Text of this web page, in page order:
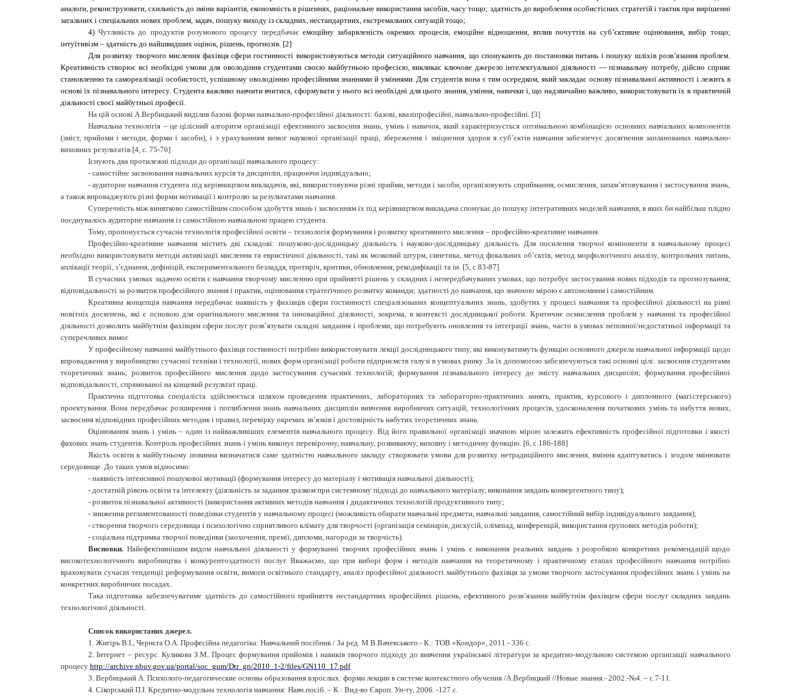
аналоги, реконструювати, схильність до зміни варіантів, економність в рішеннях, раціональне використання засобів, часу тощо; здатність до вироблення особистісних стратегій і тактик при вирішенні
загальних і спеціальних нових проблем, задач, пошуку виходу із складних, нестандартних, екстремальних ситуацій тощо;
4)Чутливість до продуктів розумового процесу передбачаєемоційну забарвленість окремих процесів, емоційне відношення, вплив почуттів на суб’єктивне оцінювання, вибір тощо;
інтуїтивізм – здатність до найшвидших оцінок, рішень, прогнозів. [2]
Для розвитку творчого мислення фахівця сфери гостинності використовуються методи ситуаційного навчання, що спонукають до постановки питань і пошуку шліхів розв’язання проблем.
Креативність створює всі необхідні умови для оволодіння студентами своєю майбутньою професією, викликає ключове джерело інтелектуальної діяльності — пізнавальну потребу, дійсно сприяє
становленню та самореалізації особистості, успішному оволодінню професійними знаннями й уміннями. Для студентів вона є тим осередком, який закладає основу пізнавальної активності і лежить в
основі їх пізнавального інтересу. Студента важливо навчити вчитися, сформувати у нього всі необхідні для цього знання, уміння, навички і, що надзвичайно важливо, використовувати їх в практичній
діяльності своєї майбутньої професії.
На цій основі А.Вербицький виділив базові форми навчально-професійної діяльності: базові, квазіпрофесійні, навчально-професійні. [3]
Навчальна технологія – це цілісний алгоритм організації ефективного засвоєння знань, умінь і навичок, який характеризується оптимальною комбінацією основних навчальних компонентів
(зміст, прийоми і методи, форми і засоби), і з урахуванням вимог наукової організації праці, збереження і зміцнення здоров я суб’єктів навчання забезпечує досягнення запланованих навчально-
виховних результатів.[4, с. 75-76]
Існують два протилежні підходи до організації навчального процесу:
- самостійне засвоювання навчальних курсів та дисциплін, працюючи індивідуально;
- аудиторне навчання студента під керівництвом викладачів, які, використовуючи різні прийми, методи і засоби, організовують сприймання, осмислення, запам’ятовування і застосування знань,
а також впроваджують різні форми мотивації і контролю за результатами навчання.
Суперечність між винятково самостійним способом здобуття знань і засвоєнням їх під керівництвом викладача спонукає до пошуку інтегративних моделей навчання, в яких би найбільш плідно
поєднувалось аудиторне навчання із самостійною навчальною працею студента.
Тому, пропонується сучасна технологія професійної освіти – технологія формування і розвитку креативного мислення – професійно-креативне навчання.
Професійно-креативне навчання містить дві складові: пошуково-дослідницьку діяльність і науково-дослідницьку діяльність. Для посилення творчої компоненти в навчальному процесі
необхідно використовувати методи активізації мислення та евристичної діяльності, такі як мозковий штурм, синетика, метод фокальних об’єктів, метод морфологічного аналізу, контрольних питань,
аплікації теорії, з’єднання, дефініцій, експериментального безладдя, протиріч, критики, обновлення, рекодифікації та ін. [5, с.83-87]
В сучасних умовах задачею освіти є навчання творчому мисленню при прийнятті рішень у складних і непередбачуваних умовах, що потребує застосування нових підходів та прогнозування;
відповідальності за розвиток професійного знання і практик, оцінювання стратегічного розвитку команди; здатності до навчання, що значною мірою є автономним і самостійним.
Креативна концепція навчання передбачає наявність у фахівців сфери гостинності спеціалізованих концептуальних знань, здобутих у процесі навчання та професійної діяльності на рівні
новітніх досягнень, які є основою для оригінального мислення та інноваційної діяльності, зокрема, в контексті дослідницької роботи. Критичне осмислення проблем у навчанні та професійної
діяльності дозволить майбутнім фахівцям сфери послуг розв’язувати складні завдання і проблеми, що потребують оновлення та інтеграції знань, часто в умовах неповної/недостатньої інформації та
суперечливих вимог.
У професійному навчанні майбутнього фахівця гостинності потрібно використовувати лекції дослідницького типу, які виконуватимуть функцію основного джерела навчальної інформації щодо
впровадження у виробництво сучасної техніки і технології, нових форм організації роботи підприємств галузі в умовах ринку. За їх допомогою забезпечуються такі основні цілі: засвоєння студентами
теоретичних знань; розвиток професійного мислення щодо застосування сучасних технологій; формування пізнавального інтересу до змісту навчальних дисциплін; формування професійної
відповідальності, спрямованої на кінцевий результат праці.
Практична підготовка спеціаліста здійснюється шляхом проведення практичних, лабораторних та лабораторно-практичних занять, практик, курсового і дипломного (магістерського)
проектування. Вона передбачає розширення і поглиблення знань навчальних дисциплін вивчення виробничих ситуацій, технологічних процесів, удосконалення початкових умінь та набуття нових,
засвоєння відповідних професійних методик і правил, перевірку окремих зв’язків і достовірність набутих теоретичних знань.
Оцінювання знань і умінь – один із найважливіших елементів навчального процесу. Від його правильної організації значною мірою залежить ефективність професійної підготовки і якості
фахових знань студентів. Контроль професійних знань і умінь виконує перевірочну, навчальну, розвиваючу, виховну і методичну функцію. [6, с.186-188]
Якість освіти в майбутньому повинна визначатися саме здатністю навчального закладу створювати умови для розвитку нетрадиційного мислення, вміння адаптуватись і згодом змінювати
середовище. До таких умов відносимо:
- наявність інтенсивної пошукової мотивації (формування інтересу до матеріалу і мотивація навчальної діяльності);
- достатній рівень освіти та інтелекту (діяльність за заданим зразком при системному підході до навчального матеріалу, виконання завдань конвергентного типу);
- розвиток пізнавальної активності (використання активних методів навчання і дидактичних технологій продуктивного типу;
- зниження регламентованості поведінки студентів у навчальному процесі (можливість обирати навчальні предмети, навчальні завдання, самостійний вибір індивідуального завдання);
- створення творчого середовища і психологічно сприятливого клімату для творчості (організація семінарів, дискусій, олімпіад, конференцій, використання групових методів роботи);
- соціальна підтримка творчої поведінки (заохочення, премії, дипломи, нагороди за творчість).
Висновки.Найефективнішим видом навчальної діяльності у формуванні творчих професійних знань і умінь є виконання реальних завдань з розробкою конкретних рекомендацій щодо
високотехнологічного виробництва і конкурентоздатності послуг. Вважаємо, що при виборі форм і методів навчання на теоретичному і практичному етапах професійного навчання потрібно
враховувати сучасні тенденції реформування освіти, вимоги освітнього стандарту, аналіз професійної діяльності майбутнього фахівця за умови творчого застосування професійних знань і умінь на
конкретних виробничих посадах.
Така підготовка забезпечуватиме здатність до самостійного прийняття нестандартних професійних рішень, ефективного розв’язання майбутнім фахівцем сфери послуг складних завдань
технологічної діяльності.
Список використаних джерел.
1. Жигірь В.І., Чернєга О.А. Професійна педагогіка: Навчальний посібник / За ред. М.В.Вачевського.- К.: ТОВ «Кондор», 2011.- 336 с.
2. Інтернет – ресурс. Куликова З.М. Процес формування прийомів і навиків творчого підходу до вивчення української літератури за кредитно-модульною системою організації навчального
процесу http://archive.nbuv.gov.ua/portal/soc_gum/Dtr_gn/2010_1-2/files/GN110_17.pdf
3. Вербицький А. Психолого-педагогические основы образования взрослых: форми лекции в системе контекстного обучения /А.Вербицкий //Новые знания.- 2002.-№4. – с.7-11.
4. Сікорський П.І. Кредитно-модульна технологія навчання: Навч.посіб. – К.: Вид-во Європ. Ун-ту, 2006. -127 с.